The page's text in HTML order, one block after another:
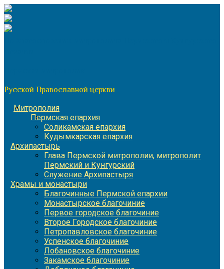
Перейти
к
содержимому
Русской Православной церкви
Митрополия
Пермская епархия
Соликамская епархия
Кудымкарская епархия
Архипастырь
Глава Пермской митрополии, митрополит
Пермский и Кунгурский
Служение Архипастыря
Храмы и монастыри
Благочинные Пермской епархии
Монастырское благочиние
Первое городское благочиние
Второе Городское благочиние
Петропавловское благочиние
Успенское благочиние
Лобановское благочиние
Закамское благочиние